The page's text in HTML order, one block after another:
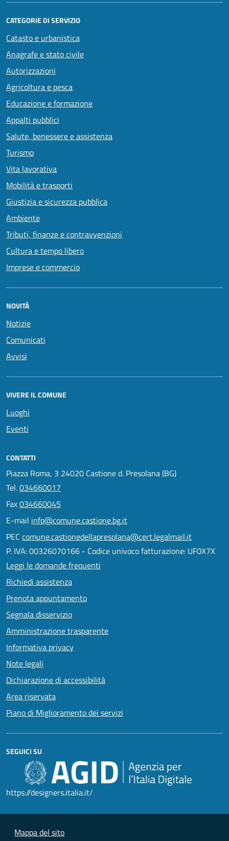
CATEGORIE DI SERVIZIO
Catasto e urbanistica
Anagrafe e stato civile
Autorizzazioni
Agricoltura e pesca
Educazione e formazione
Appalti pubblici
Salute, benessere e assistenza
Turismo
Vita lavorativa
Mobilità e trasporti
Giustizia e sicurezza pubblica
Ambiente
Tributi, finanze e contravvenzioni
Cultura e tempo libero
Imprese e commercio
NOVITÀ
Notizie
Comunicati
Avvisi
VIVERE IL COMUNE
Luoghi
Eventi
CONTATTI
Piazza Roma, 3 24020 Castione d. Presolana (BG)
Tel.034660017
Fax034660045
E-mail info@comune.castione.bg.it
PEC comune.castionedellapresolana@cert.legalmail.it
P. IVA: 00326070166 - Codice univoco fatturazione: UF0X7X
Leggi le domande frequenti
Richiedi assistenza
Prenota appuntamento
Segnala disservizio
Amministrazione trasparente
Informativa privacy
Note legali
Dichiarazione di accessibilità
Area riservata
Piano di Miglioramento dei servizi
SEGUICI SU
https://designers.italia.it/
Mappa del sito